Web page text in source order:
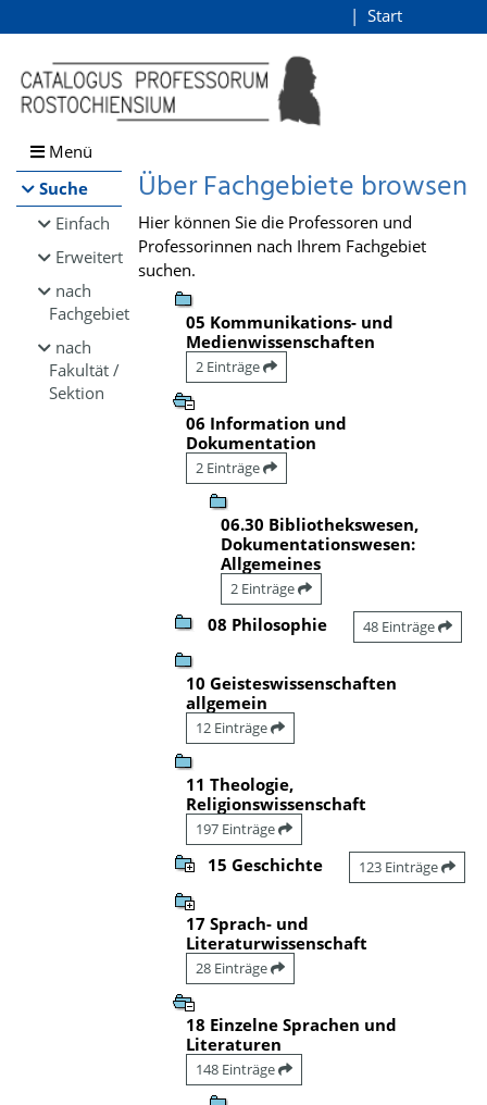
Browsen
direkt zum Inhalt
Start
Menü
Suche
Einfach
Erweitert
nach
Fachgebiet
nach
Fakultät /
Sektion
Über Fachgebiete browsen
Hier können Sie die Professoren und
Professorinnen nach Ihrem Fachgebiet
suchen.
05 Kommunikations- und
Medienwissenschaften
2 Einträge
06 Information und
Dokumentation
2 Einträge
06.30 Bibliothekswesen,
Dokumentationswesen:
Allgemeines
2 Einträge
08 Philosophie 48 Einträge
10 Geisteswissenschaften
allgemein
12 Einträge
11 Theologie,
Religionswissenschaft
197 Einträge
15 Geschichte 123 Einträge
17 Sprach- und
Literaturwissenschaft
28 Einträge
18 Einzelne Sprachen und
Literaturen
148 Einträge